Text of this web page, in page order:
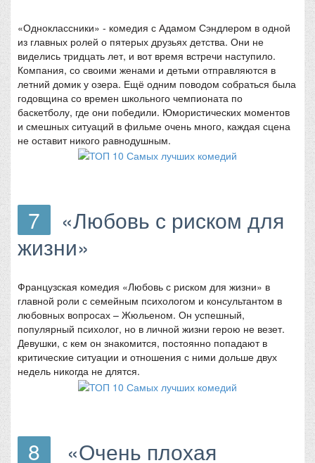
«Одноклассники» - комедия с Адамом Сэндлером в одной
из главных ролей о пятерых друзьях детства. Они не
виделись тридцать лет, и вот время встречи наступило.
Компания, со своими женами и детьми отправляются в
летний домик у озера. Ещё одним поводом собраться была
годовщина со времен школьного чемпионата по
баскетболу, где они победили. Юмористических моментов
и смешных ситуаций в фильме очень много, каждая сцена
не оставит никого равнодушным.
7
«Любовь с риском для
жизни»
Французская комедия «Любовь с риском для жизни» в
главной роли с семейным психологом и консультантом в
любовных вопросах – Жюльеном. Он успешный,
популярный психолог, но в личной жизни герою не везет.
Девушки, с кем он знакомится, постоянно попадают в
критические ситуации и отношения с ними дольше двух
недель никогда не длятся.
8
«Очень плохая